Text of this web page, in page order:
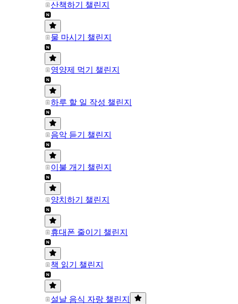
산책하기 챌린지
물 마시기 챌린지
영양제 먹기 챌린지
하루 할 일 작성 챌린지
음악 듣기 챌린지
이불 개기 챌린지
양치하기 챌린지
휴대폰 줄이기 챌린지
책 읽기 챌린지
설날 음식 자랑 챌린지